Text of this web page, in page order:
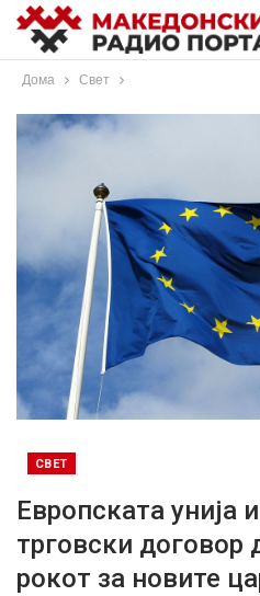
Дома Свет
СВЕТ
Европската унија
трговски договор
рокот за новите